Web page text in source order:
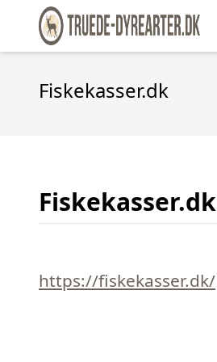
Fiskekasser.dk
Fiskekasser.dk
https://fiskekasser.dk/